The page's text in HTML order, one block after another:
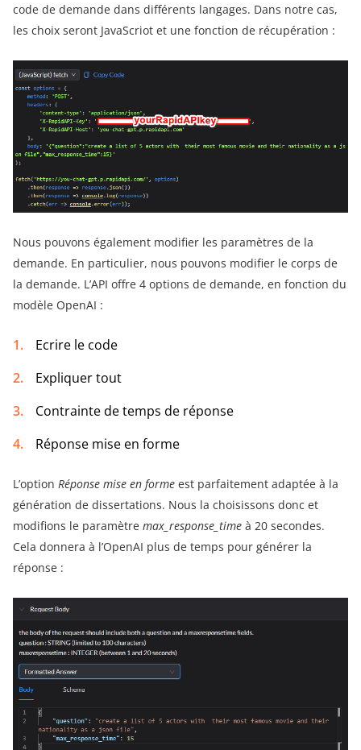
code de demande dans différents langages. Dans notre cas,
les choix seront JavaScriot et une fonction de récupération :
Nous pouvons également modifier les paramètres de la
demande. En particulier, nous pouvons modifier le corps de
la demande. L’API offre 4 options de demande, en fonction du
modèle OpenAI :
Ecrire le code
Expliquer tout
Contrainte de temps de réponse
Réponse mise en forme
L’option Réponse mise en forme est parfaitement adaptée à la
génération de dissertations. Nous la choisissons donc et
modifions le paramètre max_response_time à 20 secondes.
Cela donnera à l’OpenAI plus de temps pour générer la
réponse :